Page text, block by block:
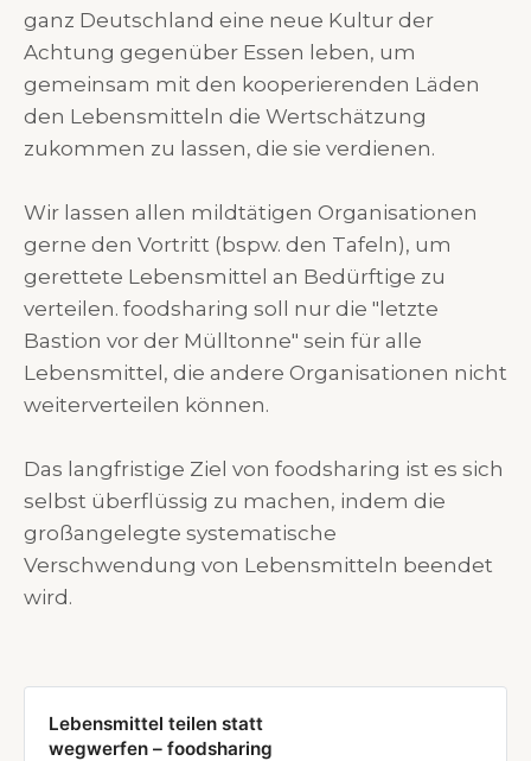
ganz Deutschland eine neue Kultur der
Achtung gegenüber Essen leben, um
gemeinsam mit den kooperierenden Läden
den Lebensmitteln die Wertschätzung
zukommen zu lassen, die sie verdienen.
Wir lassen allen mildtätigen Organisationen
gerne den Vortritt (bspw. den Tafeln), um
gerettete Lebensmittel an Bedürftige zu
verteilen. foodsharing soll nur die "letzte
Bastion vor der Mülltonne" sein für alle
Lebensmittel, die andere Organisationen nicht
weiterverteilen können.
Das langfristige Ziel von foodsharing ist es sich
selbst überflüssig zu machen, indem die
großangelegte systematische
Verschwendung von Lebensmitteln beendet
wird.
Lebensmittel teilen statt
wegwerfen – foodsharing